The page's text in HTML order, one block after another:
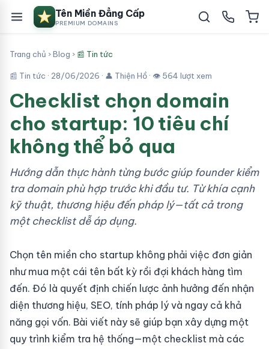
Tên Miền Đẳng Cấp
PREMIUM DOMAINS
Trang chủ ›Blog › 📰 Tin tức
📰 Tin tức · 28/06/2026 · 👤 Thiện Hồ · 👁 564 lượt xem
Checklist chọn domain
cho startup: 10 tiêu chí
không thể bỏ qua
Hướng dẫn thực hành từng bước giúp founder kiểm
tra domain phù hợp trước khi đầu tư. Từ khía cạnh
kỹ thuật, thương hiệu đến pháp lý—tất cả trong
một checklist dễ áp dụng.
Chọn tên miền cho startup không phải việc đơn giản
như mua một cái tên bất kỳ rồi đợi khách hàng tìm
đến. Đó là quyết định chiến lược ảnh hưởng đến nhận
diện thương hiệu, SEO, tính pháp lý và ngay cả khả
năng gọi vốn. Bài viết này sẽ giúp bạn xây dựng một
quy trình kiểm tra hệ thống—một checklist mà các